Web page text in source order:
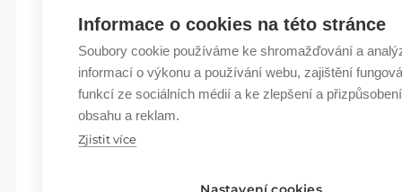
Informace o cookies na této stránce
Soubory cookie používáme ke shromažďování a
informací o výkonu a používání webu, zajištění
funkcí ze sociálních médií a ke zlepšení a přizpůsobení
obsahu a reklam.
Zjistit více